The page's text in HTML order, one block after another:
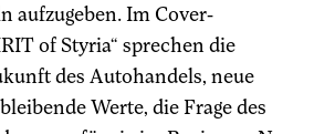
aufzugeben. Im Cover-
of Styria“ sprechen die
des Autohandels, neue
Werte, die Frage des